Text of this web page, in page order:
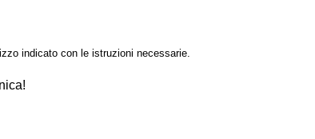
indicato con le istruzioni necessarie.